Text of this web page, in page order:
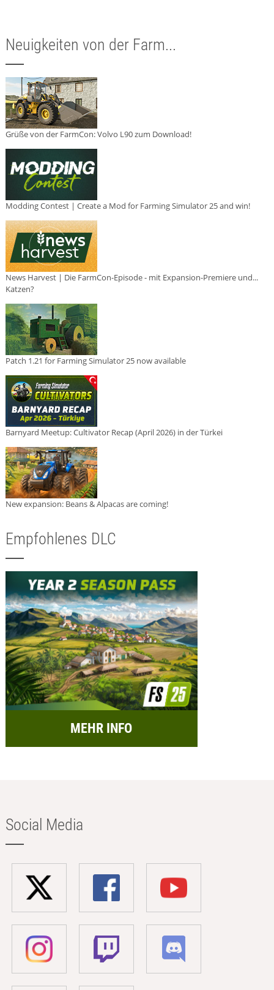
Neuigkeiten von der Farm...
Grüße von der FarmCon: Volvo L90 zum Download!
Modding Contest | Create a Mod for Farming Simulator 25 and win!
News Harvest | Die FarmCon-Episode - mit Expansion-Premiere und...
Katzen?
Patch 1.21 for Farming Simulator 25 now available
Barnyard Meetup: Cultivator Recap (April 2026) in der Türkei
New expansion: Beans & Alpacas are coming!
Empfohlenes DLC
MEHR INFO
Social Media